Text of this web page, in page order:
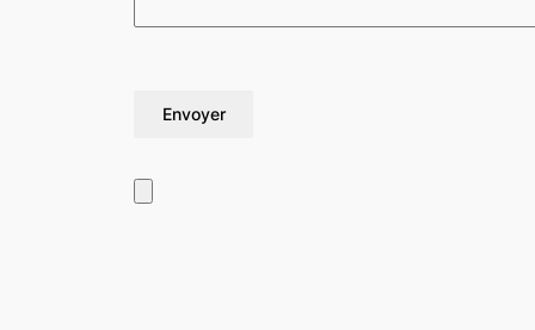
Envoyer